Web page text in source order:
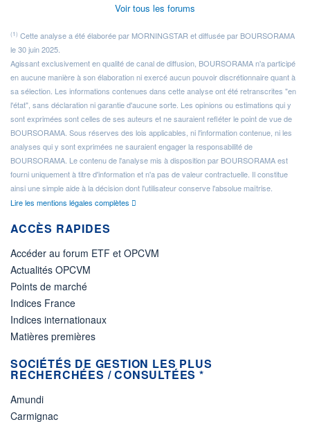
Voir tous les forums
(1) Cette analyse a été élaborée par MORNINGSTAR et diffusée par BOURSORAMA
le 30 juin 2025.
Agissant exclusivement en qualité de canal de diffusion, BOURSORAMA n'a participé
en aucune manière à son élaboration ni exercé aucun pouvoir discrétionnaire quant à
sa sélection. Les informations contenues dans cette analyse ont été retranscrites "en
l'état", sans déclaration ni garantie d'aucune sorte. Les opinions ou estimations qui y
sont exprimées sont celles de ses auteurs et ne sauraient refléter le point de vue de
BOURSORAMA. Sous réserves des lois applicables, ni l'information contenue, ni les
analyses qui y sont exprimées ne sauraient engager la responsabilité de
BOURSORAMA. Le contenu de l'analyse mis à disposition par BOURSORAMA est
fourni uniquement à titre d'information et n'a pas de valeur contractuelle. Il constitue
ainsi une simple aide à la décision dont l'utilisateur conserve l'absolue maîtrise.
Lire les mentions légales complètes
ACCÈS RAPIDES
Accéder au forum ETF et OPCVM
Actualités OPCVM
Points de marché
Indices France
Indices internationaux
Matières premières
SOCIÉTÉS DE GESTION LES PLUS
RECHERCHÉES / CONSULTÉES *
Amundi
Carmignac